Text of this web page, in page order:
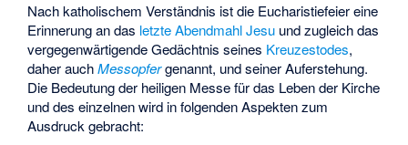
Nach katholischem Verständnis ist die Eucharistiefeier eine
Erinnerung an das letzte Abendmahl Jesu und zugleich das
vergegenwärtigende Gedächtnis seines Kreuzestodes,
daher auchMessopfergenannt, und seiner Auferstehung.
Die Bedeutung der heiligen Messe für das Leben der Kirche
und des einzelnen wird in folgenden Aspekten zum
Ausdruck gebracht: